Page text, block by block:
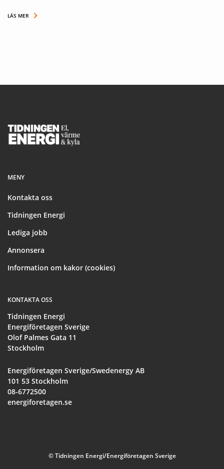
LÄS MER
Footer
MENY
Kontakta oss
Tidningen Energi
Lediga jobb
Annonsera
Information om kakor (cookies)
KONTAKTA OSS
Tidningen Energi
Energiföretagen Sverige
Olof Palmes Gata 11
Stockholm
Energiföretagen Sverige/Swedenergy AB
101 53 Stockholm
08-6772500
energiforetagen.se
© Tidningen Energi/Energiföretagen Sverige